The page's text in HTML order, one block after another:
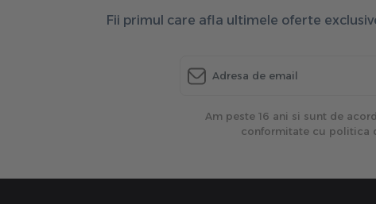
Fii primul care afla ultimele oferte
Am peste 16 ani si sunt de
conformitate cu politica